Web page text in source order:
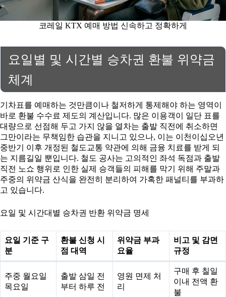
코레일 KTX 예매 방법 신속하고 정확하게
요일별 및 시간별 승차권 환불 위약금
체계
기차표를 예매하는 것만큼이나 철저하게 통제해야 하는 영역이
바로 환불 수수료 제도의 계산입니다. 많은 이용객이 일단 표를
대량으로 선점해 두고 가지 않을 열차는 출발 직전에 취소하면
그만이라는 무책임한 습관을 지니고 있으나, 이는 이천이십오년
중반기 이후 개정된 철도교통 약관에 의해 금융 치료를 받게 되
는 지름길일 뿐입니다. 철도 공사는 고의적인 좌석 독점과 출발
직전 노쇼 행위로 인한 실제 승객들의 피해를 막기 위해 주말과
주중의 위약금 산식을 완전히 분리하여 가혹한 패널티를 부과하
고 있습니다.
요일 및 시간대별 승차권 반환 위약금 명세
요일 기준 구
분
환불 신청 시
점 대역
위약금 부과
요율
비고 및 감면
규정
주중 월요일
목요일
출발 삼일 전
부터 하루 전
영원 면제 처
리
구매 후 칠일
이내 전액 환
불